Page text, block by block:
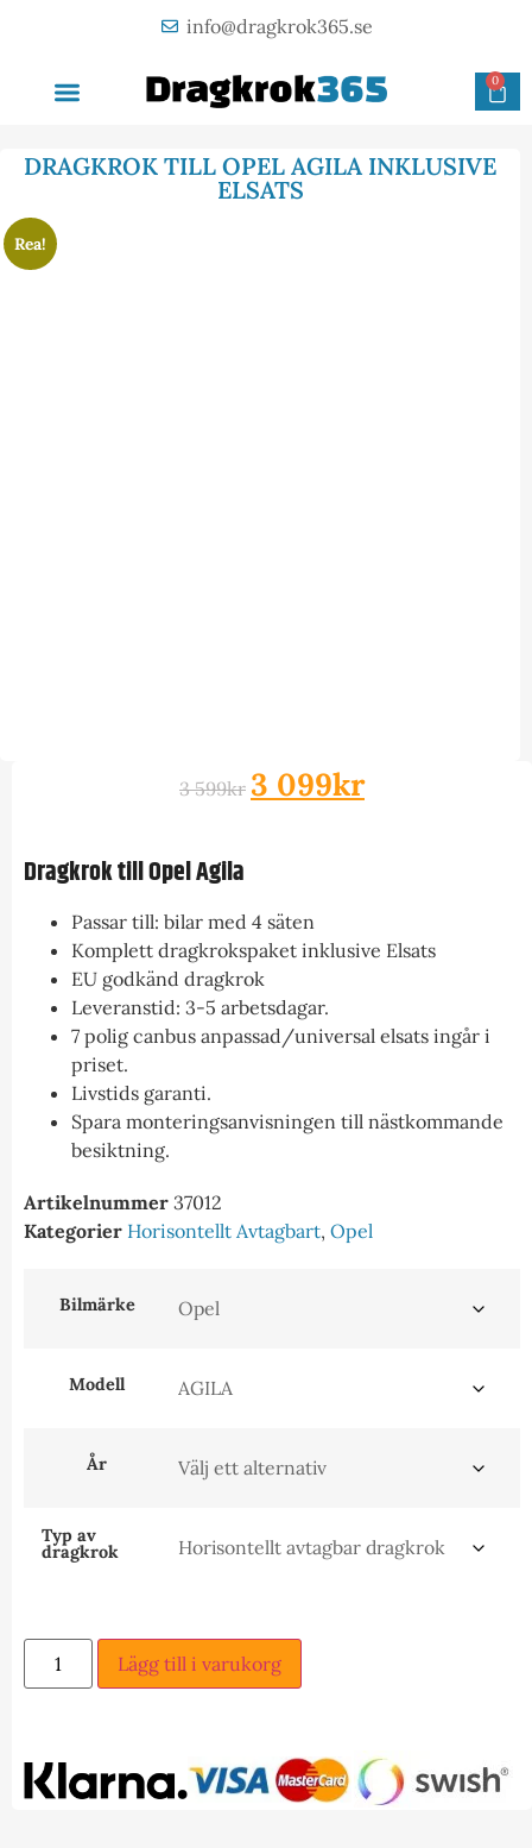
info@dragkrok365.se
0
DRAGKROK TILL OPEL AGILA INKLUSIVE
ELSATS
Rea!
3 599kr 3 099kr
Dragkrok till Opel Agila
Passar till: bilar med 4 säten
Komplett dragkrokspaket inklusive Elsats
EU godkänd dragkrok
Leveranstid: 3-5 arbetsdagar.
7 polig canbus anpassad/universal elsats ingår i
priset.
Livstids garanti.
Spara monteringsanvisningen till nästkommande
besiktning.
Artikelnummer 37012
Kategorier Horisontellt Avtagbart, Opel
Bilmärke
Modell
År
Typ av
dragkrok
Lägg till i varukorg